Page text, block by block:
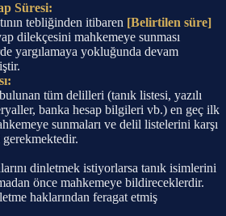
Süresi:
tebliğinden itibaren [Belirtilen süre]
dilekçesini mahkemeye sunması
yargılamaya yokluğunda devam
tüm delilleri (tanık listesi, yazılı
banka hesap bilgileri vb.) en geç ilk
sunmaları ve delil listelerini karşı
dinletmek istiyorlarsa tanık isimlerini
önce mahkemeye bildireceklerdir.
haklarından feragat etmiş